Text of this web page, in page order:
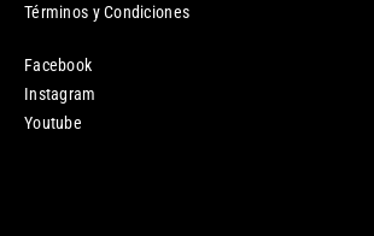
Términos y Condiciones
Facebook
Instagram
Youtube